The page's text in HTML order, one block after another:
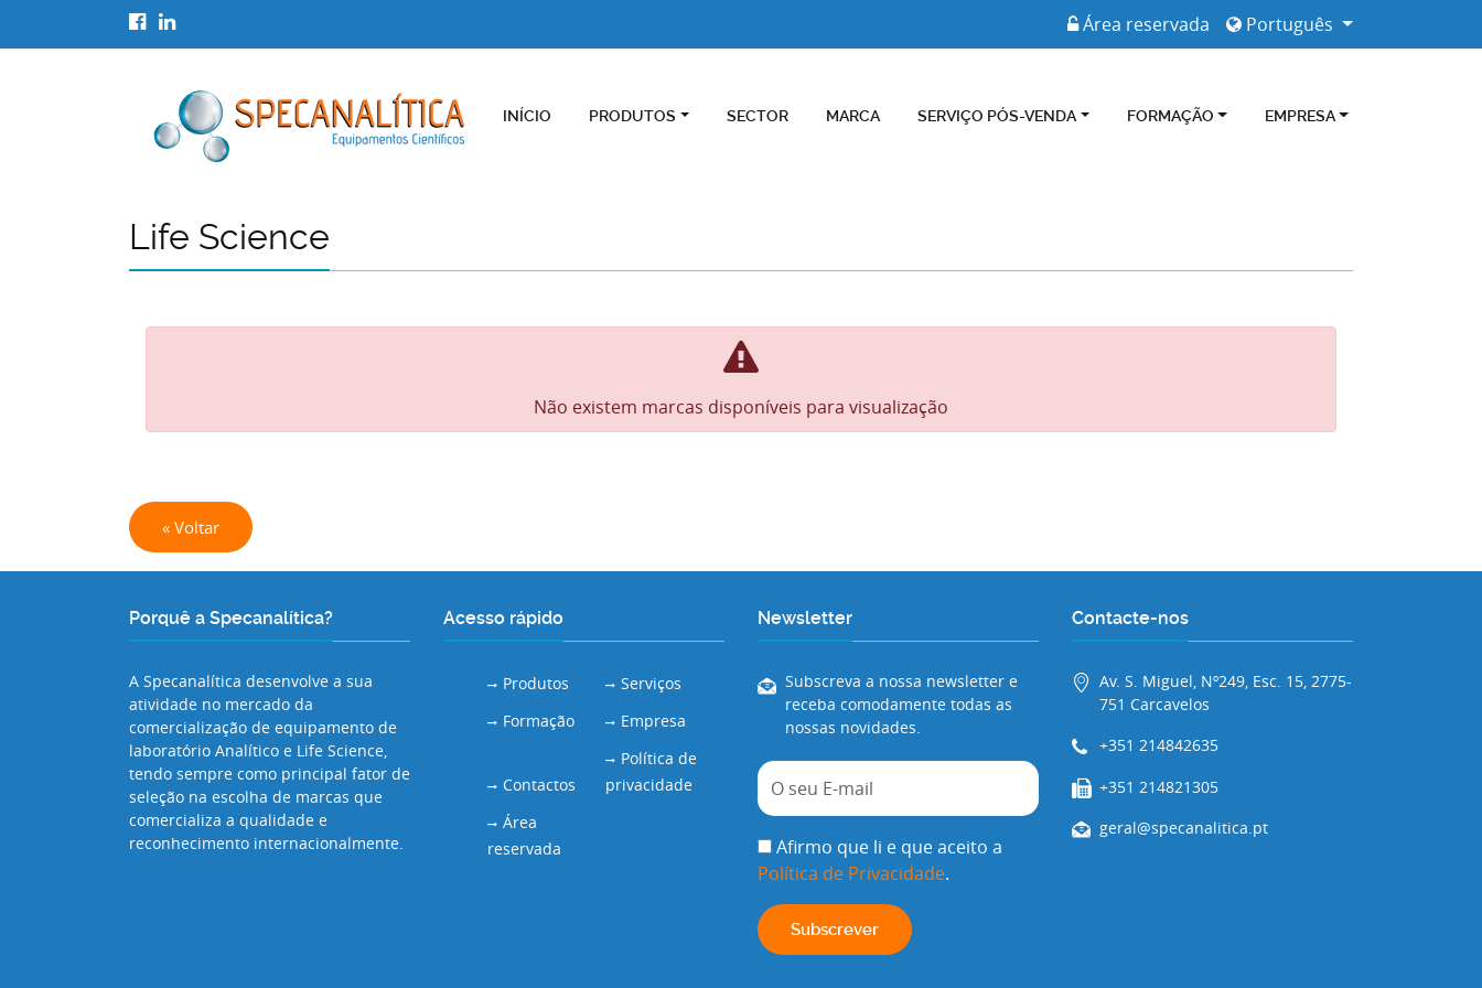
Português
Área reservada
INÍCIO PRODUTOS SECTOR MARCA SERVIÇO PÓS-VENDA FORMAÇÃO EMPRESA
Life Science
Não existem marcas disponíveis para visualização
« Voltar
Porquê a Specanalítica?
A Specanalítica desenvolve a sua
atividade no mercado da
comercialização de equipamento de
laboratório Analítico e Life Science,
tendo sempre como principal fator de
seleção na escolha de marcas que
comercializa a qualidade e
reconhecimento internacionalmente.
Acesso rápido
Produtos
Serviços
Formação
Empresa
Contactos
Política de
privacidade
Área
reservada
Newsletter
Subscreva a nossa newsletter e
receba comodamente todas as
nossas novidades.
Afirmo que li e que aceito a
Política de Privacidade.
Contacte-nos
Av. S. Miguel, Nº249, Esc. 15, 2775-
751 Carcavelos
+351 214842635
+351 214821305
geral@specanalitica.pt